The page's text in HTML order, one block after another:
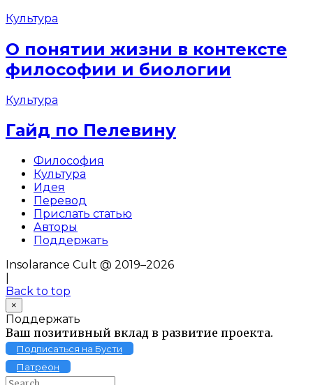
Культура
О понятии жизни в контексте
философии и биологии
Культура
Гайд по Пелевину
Философия
Культура
Идея
Перевод
Прислать статью
Авторы
Поддержать
Insolarance Cult @ 2019–2026
Back to top
×
Поддержать
Ваш позитивный вклад в развитие проекта.
Подписаться на Бусти
Патреон